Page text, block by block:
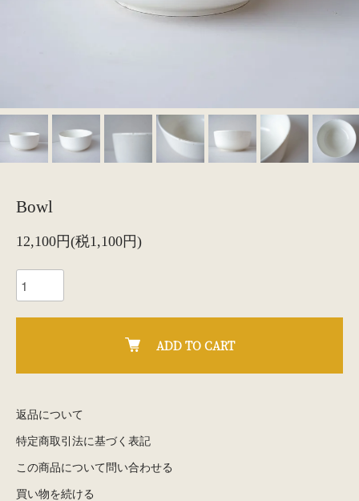
Bowl
12,100円(税1,100円)
ADD TO CART
返品について
特定商取引法に基づく表記
この商品について問い合わせる
買い物を続ける